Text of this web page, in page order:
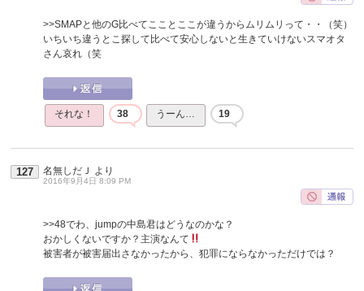
>>SMAPと他のG比べてこことここが違うからムリムリって・・（笑）
いちいち違うとこ探して比べて安心しないと生きていけないスマオタ
さん哀れ（笑
それな！ 38 うーん… 19
127 名無しだＪ より
2016年9月4日 8:09 PM
>>48でわ、jumpの中島君はどうなのかな？
おかしくないですか？主演なんて
被害者が被害届出さなかったから、犯罪にならなかっただけでは？